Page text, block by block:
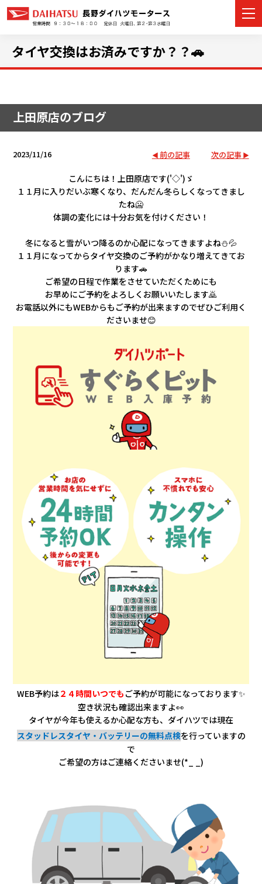
店舗情報
イベント・キャンペーン
ご購入者サポート
アフターサポート
会社情報
カタ
タイヤ交換はお済みですか？？🚗
上田原店のブログ
2023/11/16 前の記事 次の記事
こんにちは！上田原店です('◇')ゞ
１１月に入りだいぶ寒くなり、だんだん冬らしくなってきまし
たね🥶
体調の変化には十分お気を付けください！
冬になると雪がいつ降るのか心配になってきますよね⛄💦
１１月になってからタイヤ交換のご予約がかなり増えてきてお
ります🚗
ご希望の日程で作業をさせていただくためにも
お早めにご予約をよろしくお願いいたします🙇
お電話以外にもWEBからもご予約が出来ますのでぜひご利用く
ださいませ😊
WEB予約は２４時間いつでも ご予約が可能になっております✨
空き状況も確認出来ますよ👀
タイヤが今年も使えるか心配な方も、ダイハツでは現在
スタッドレスタイヤ・バッテリーの無料点検を行っていますの
で
ご希望の方はご連絡くださいませ(*_ _)